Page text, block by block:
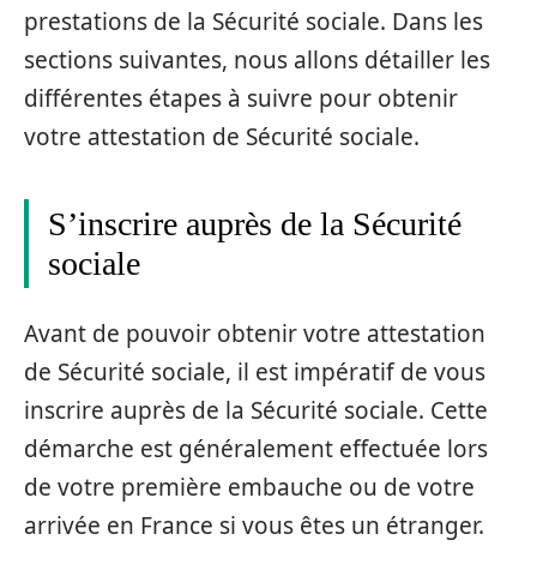
prestations de la Sécurité sociale. Dans les
sections suivantes, nous allons détailler les
différentes étapes à suivre pour obtenir
votre attestation de Sécurité sociale.
S’inscrire auprès de la Sécurité
sociale
Avant de pouvoir obtenir votre attestation
de Sécurité sociale, il est impératif de vous
inscrire auprès de la Sécurité sociale. Cette
démarche est généralement effectuée lors
de votre première embauche ou de votre
arrivée en France si vous êtes un étranger.